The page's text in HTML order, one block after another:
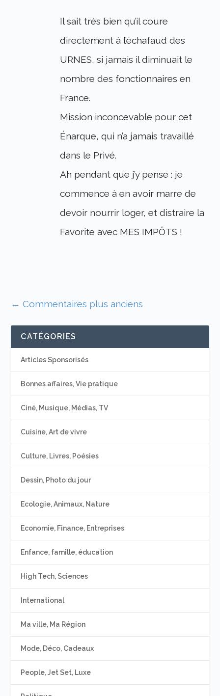
Il sait très bien qu’il coure
directement à l’échafaud des
URNES, si jamais il diminuait le
nombre des fonctionnaires en
France.
Mission inconcevable pour cet
Énarque, qui n’a jamais travaillé
dans le Privé.
Ah pendant que j’y pense : je
commence à en avoir marre de
devoir nourrir loger, et distraire la
Favorite avec MES IMPÔTS !
← Commentaires plus anciens
CATÉGORIES
Articles Sponsorisés
Bonnes affaires, Vie pratique
Ciné, Musique, Médias, TV
Cuisine, Art de vivre
Culture, Livres, Poésies
Dessin, Photo du jour
Ecologie, Animaux, Nature
Economie, Finance, Entreprises
Enfance, famille, éducation
High Tech, Sciences
International
Ma ville, Ma Région
Mode, Déco, Cadeaux
People, Jet Set, Luxe